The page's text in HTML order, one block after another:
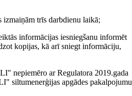
trīs darbdienu laikā;
informācijas iesniegšanu informēt
kopijas, kā arī sniegt informāciju,
nepiemēro ar Regulatora 2019.gada
siltumenerģijas apgādes pakalpojumu